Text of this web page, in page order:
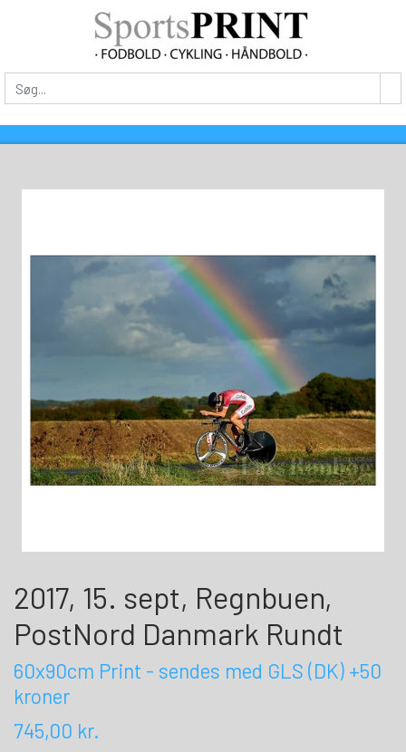
2017, 15. sept, Regnbuen,
PostNord Danmark Rundt
60x90cm Print - sendes med GLS (DK) +50
kroner
745,00 kr.